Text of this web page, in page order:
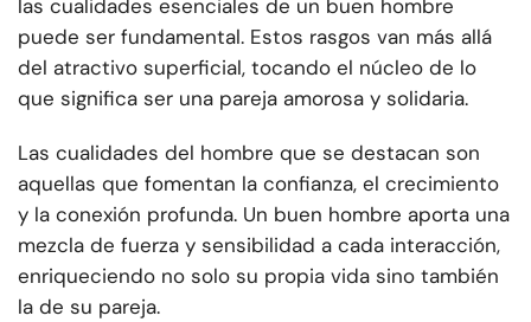
las cualidades esenciales de un buen hombre
puede ser fundamental. Estos rasgos van más allá
del atractivo superficial, tocando el núcleo de lo
que significa ser una pareja amorosa y solidaria.
Las cualidades del hombre que se destacan son
aquellas que fomentan la confianza, el crecimiento
y la conexión profunda. Un buen hombre aporta una
mezcla de fuerza y sensibilidad a cada interacción,
enriqueciendo no solo su propia vida sino también
la de su pareja.